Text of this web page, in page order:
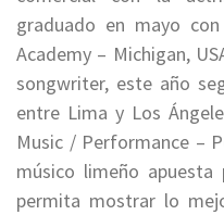
graduado en mayo
Academy – Michigan,
songwriter, este año
entre Lima y Los
Music / Performance –
músico limeño
permita mostrar lo